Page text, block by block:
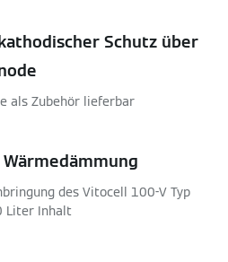
Schutz über
als Zubehör lieferbar
des Vitocell 100-V Typ
Liter Inhalt